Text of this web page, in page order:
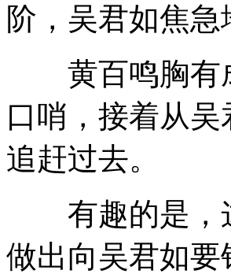
阶，吴君如焦
黄百鸣胸有成
口哨，接着从
追赶过去。
有趣的是，这
做出向吴君如